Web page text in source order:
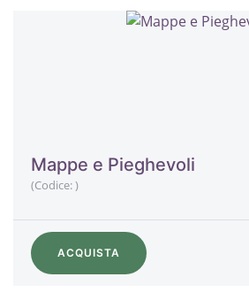
Mappe e Pieghevoli
(Codice:)
ACQUISTA